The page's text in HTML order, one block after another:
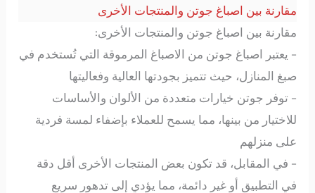
مقارنة بين اصباغ جوتن والمنتجات الأخرى
مقارنة بين اصباغ جوتن والمنتجات الأخرى:
– يعتبر اصباغ جوتن من الاصباغ المرموقة التي تُستخدم في
صبغ المنازل، حيث تتميز بجودتها العالية وفعاليتها
– توفر جوتن خيارات متعددة من الألوان والأساسات
للاختيار من بينها، مما يسمح للعملاء بإضفاء لمسة فردية
على منزلهم
– في المقابل، قد تكون بعض المنتجات الأخرى أقل دقة
في التطبيق أو غير دائمة، مما يؤدي إلى تدهور سريع